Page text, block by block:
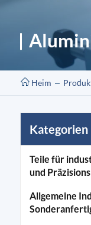
Heim
Kategorien
Teile für
und
Allgemeine